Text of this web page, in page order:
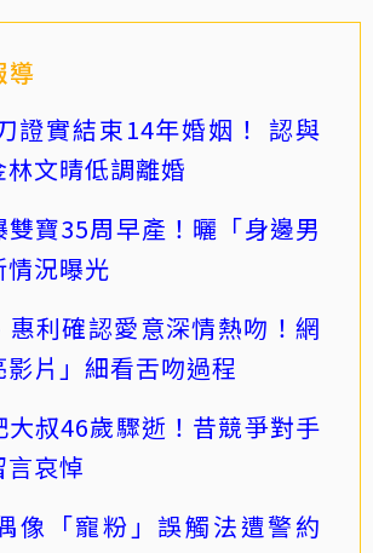
導
證實結束14年婚姻！ 認與
林文晴低調離婚
雙寶35周早產！曬「身邊男
情況曝光
惠利確認愛意深情熱吻！網
片」細看舌吻過程
大叔46歲驟逝！昔競爭對手
哀悼
像「寵粉」誤觸法遭警約